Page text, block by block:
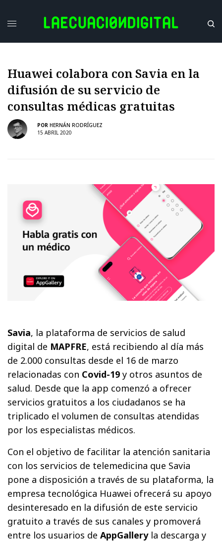
Huawei colabora con Savia en la
difusión de su servicio de
consultas médicas gratuitas
POR HERNÁN RODRÍGUEZ
15 ABRIL 2020
Savia, la plataforma de servicios de salud
digital de MAPFRE, está recibiendo al día más
de 2.000 consultas desde el 16 de marzo
relacionadas con Covid-19 y otros asuntos de
salud. Desde que la app comenzó a ofrecer
servicios gratuitos a los ciudadanos se ha
triplicado el volumen de consultas atendidas
por los especialistas médicos.
Con el objetivo de facilitar la atención sanitaria
con los servicios de telemedicina que Savia
pone a disposición a través de su plataforma, la
empresa tecnológica Huawei ofrecerá su apoyo
desinteresado en la difusión de este servicio
gratuito a través de sus canales y promoverá
entre los usuarios deAppGalleryla descarga y